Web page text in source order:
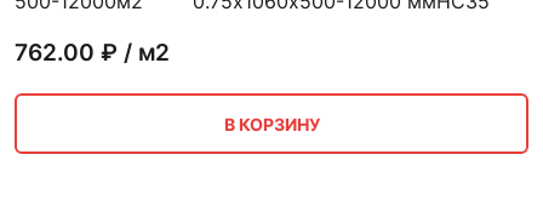
762.00 ₽ / м2
В КОРЗИНУ